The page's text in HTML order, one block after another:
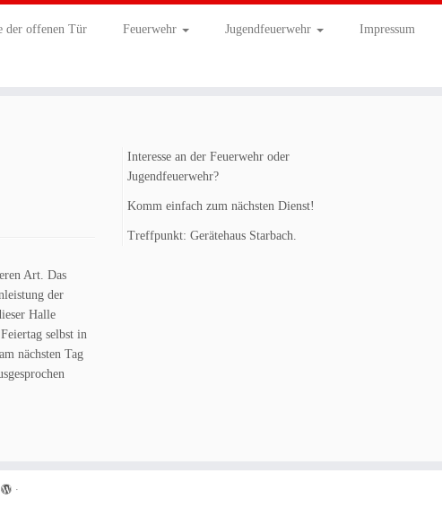
der offenen Tür Feuerwehr Jugendfeuerwehr Impressum
Art. Das
der
Halle
selbst in
nächsten Tag
Interesse an der Feuerwehr oder
Jugendfeuerwehr?
Komm einfach zum nächsten Dienst!
Treffpunkt: Gerätehaus Starbach.
·